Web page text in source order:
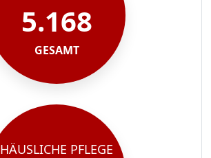
5.168
GESAMT
HÄUSLICHE PFLEGE